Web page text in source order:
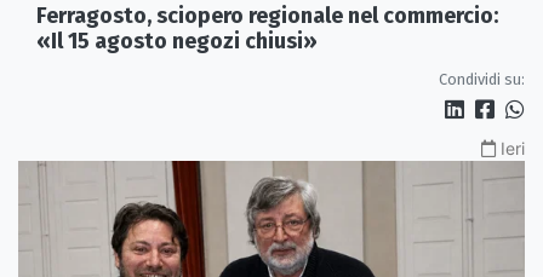
Ferragosto, sciopero regionale nel commercio:
«Il 15 agosto negozi chiusi»
Condividi su:
Ieri